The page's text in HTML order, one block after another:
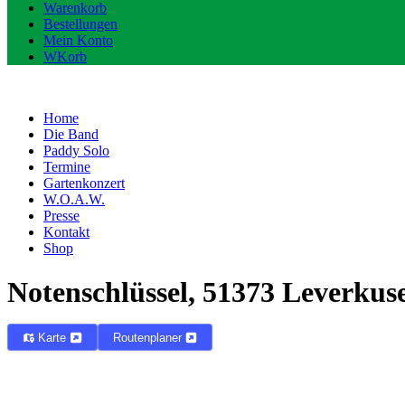
Warenkorb
Bestellungen
Mein Konto
WKorb
Home
Die Band
Paddy Solo
Termine
Gartenkonzert
W.O.A.W.
Presse
Kontakt
Shop
Notenschlüssel, 51373
Karte Routenplaner